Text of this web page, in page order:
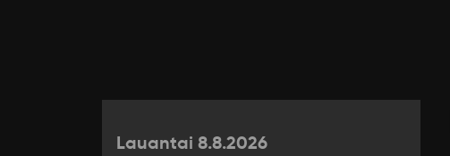
Lauantai 8.8.2026